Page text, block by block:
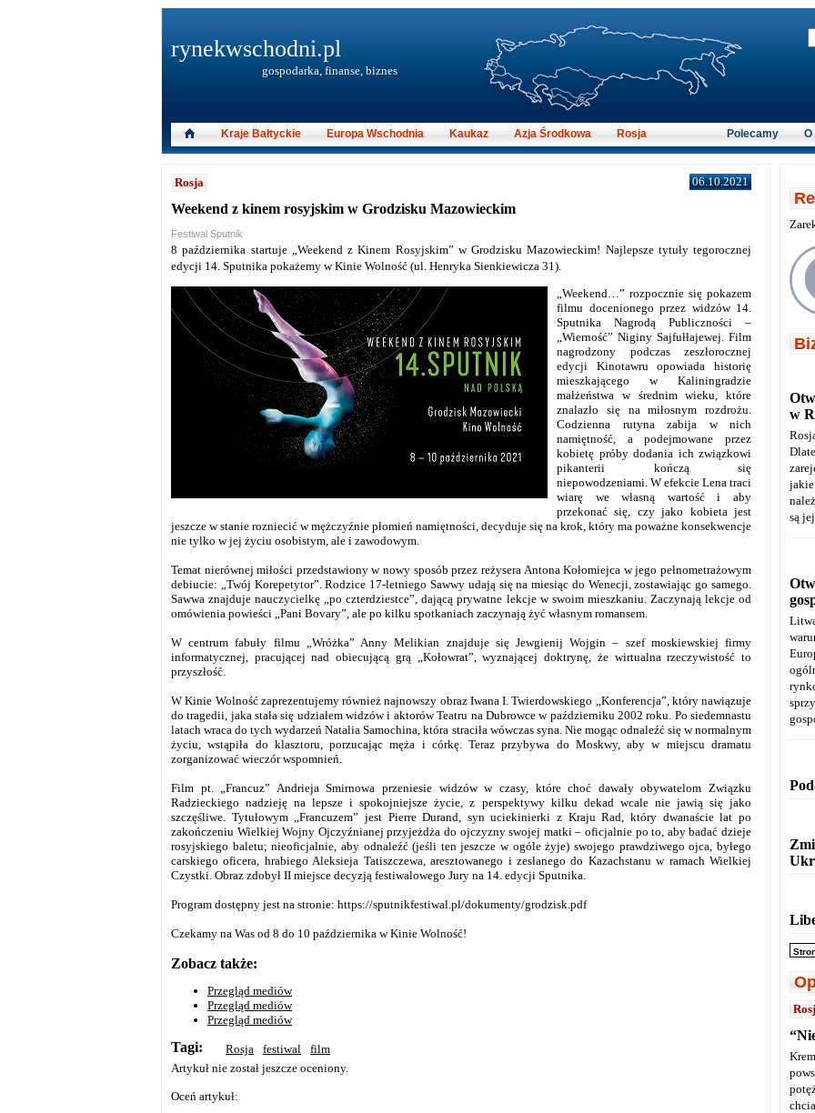
Rosja 06.10.2021
Weekend z kinem rosyjskim w Grodzisku Mazowieckim
Festiwal Sputnik
8 października startuje „Weekend z Kinem Rosyjskim” w Grodzisku Mazowieckim! Najlepsze tytuły tegorocznej
edycji 14. Sputnika pokażemy w Kinie Wolność (ul. Henryka Sienkiewicza 31).
„Weekend…” rozpocznie się pokazem
filmu docenionego przez widzów 14.
Sputnika Nagrodą Publiczności –
„Wierność” Niginy Sajfułłajewej. Film
nagrodzony podczas zeszłorocznej
edycji Kinotawru opowiada historię
mieszkającego w Kaliningradzie
małżeństwa w średnim wieku, które
znalazło się na miłosnym rozdrożu.
Codzienna rutyna zabija w nich
namiętność, a podejmowane przez
kobietę próby dodania ich związkowi
pikanterii kończą się
niepowodzeniami. W efekcie Lena traci
wiarę we własną wartość i aby
przekonać się, czy jako kobieta jest
jeszcze w stanie rozniecić w mężczyźnie płomień namiętności, decyduje się na krok, który ma poważne konsekwencje
nie tylko w jej życiu osobistym, ale i zawodowym.
Temat nierównej miłości przedstawiony w nowy sposób przez reżysera Antona Kołomiejca w jego pełnometrażowym
debiucie: „Twój Korepetytor”. Rodzice 17-letniego Sawwy udają się na miesiąc do Wenecji, zostawiając go samego.
Sawwa znajduje nauczycielkę „po czterdziestce”, dającą prywatne lekcje w swoim mieszkaniu. Zaczynają lekcje od
omówienia powieści „Pani Bovary”, ale po kilku spotkaniach zaczynają żyć własnym romansem.
W centrum fabuły filmu „Wróżka” Anny Melikian znajduje się Jewgienij Wojgin – szef moskiewskiej firmy
informatycznej, pracującej nad obiecującą grą „Kołowrat”, wyznającej doktrynę, że wirtualna rzeczywistość to
przyszłość.
W Kinie Wolność zaprezentujemy również najnowszy obraz Iwana I. Twierdowskiego „Konferencja”, który nawiązuje
do tragedii, jaka stała się udziałem widzów i aktorów Teatru na Dubrowce w październiku 2002 roku. Po siedemnastu
latach wraca do tych wydarzeń Natalia Samochina, która straciła wówczas syna. Nie mogąc odnaleźć się w normalnym
życiu, wstąpiła do klasztoru, porzucając męża i córkę. Teraz przybywa do Moskwy, aby w miejscu dramatu
zorganizować wieczór wspomnień.
Film pt. „Francuz” Andrieja Smirnowa przeniesie widzów w czasy, które choć dawały obywatelom Związku
Radzieckiego nadzieję na lepsze i spokojniejsze życie, z perspektywy kilku dekad wcale nie jawią się jako
szczęśliwe. Tytułowym ,,Francuzem” jest Pierre Durand, syn uciekinierki z Kraju Rad, który dwanaście lat po
zakończeniu Wielkiej Wojny Ojczyźnianej przyjeżdża do ojczyzny swojej matki – oficjalnie po to, aby badać dzieje
rosyjskiego baletu; nieoficjalnie, aby odnaleźć (jeśli ten jeszcze w ogóle żyje) swojego prawdziwego ojca, byłego
carskiego oficera, hrabiego Aleksieja Tatiszczewa, aresztowanego i zesłanego do Kazachstanu w ramach Wielkiej
Czystki. Obraz zdobył II miejsce decyzją festiwalowego Jury na 14. edycji Sputnika.
Program dostępny jest na stronie: https://sputnikfestiwal.pl/dokumenty/grodzisk.pdf
Czekamy na Was od 8 do 10 października w Kinie Wolność!
Zobacz także:
Przegląd mediów
Przegląd mediów
Przegląd mediów
Tagi: Rosja festiwal
film
Artykuł nie został jeszcze oceniony.
Oceń artykuł:
rynekwschodni.pl
gospodarka, finanse, biznes
Kraje Bałtyckie Europa Wschodnia Kaukaz Azja Środkowa Rosja O
Polecamy
w
są